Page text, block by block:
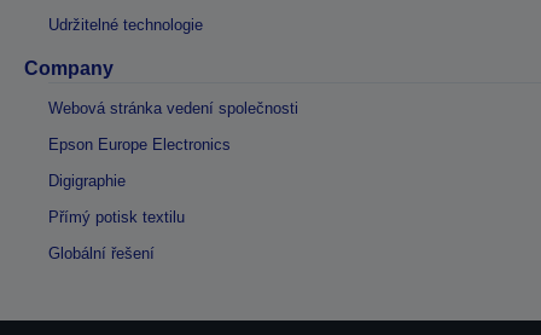
Udržitelné technologie
Company
Webová stránka vedení společnosti
Epson Europe Electronics
Digigraphie
Přímý potisk textilu
Globální řešení